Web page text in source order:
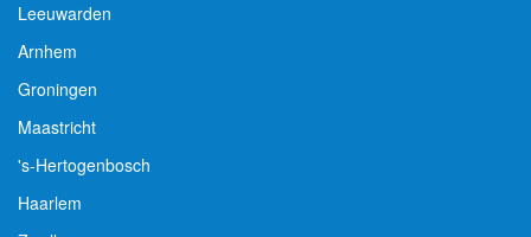
Leeuwarden
Arnhem
Groningen
Maastricht
's-Hertogenbosch
Haarlem